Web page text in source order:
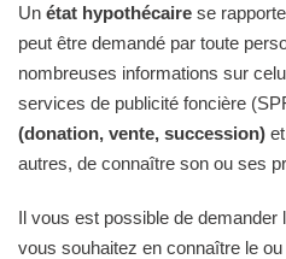
Un état hypothécaire se
peut être demandé par toute
nombreuses informations sur
services de publicité foncière
(donation, vente, succession)
autres, de connaître son ou ses
Il vous est possible de demander
vous souhaitez en connaître le